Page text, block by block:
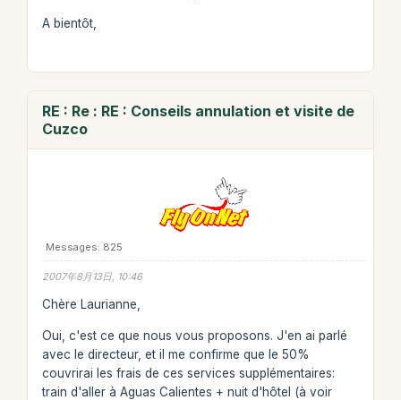
A bientôt,
RE : Re : RE : Conseils annulation et visite de
Cuzco
Messages: 825
2007年8月13日, 10:46
Chère Laurianne,
Oui, c'est ce que nous vous proposons. J'en ai parlé
avec le directeur, et il me confirme que le 50%
couvrirai les frais de ces services supplémentaires:
train d'aller à Aguas Calientes + nuit d'hôtel (à voir